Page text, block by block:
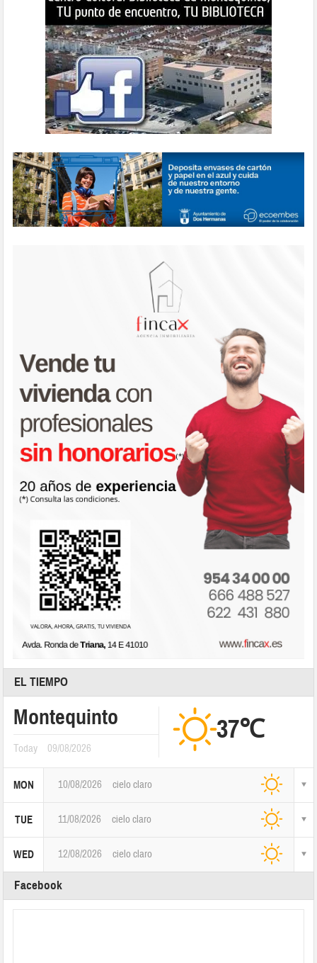
EL TIEMPO
Montequinto
Today 09/08/2026
37℃
MON 10/08/2026 cielo claro
TUE 11/08/2026 cielo claro
WED 12/08/2026 cielo claro
Facebook